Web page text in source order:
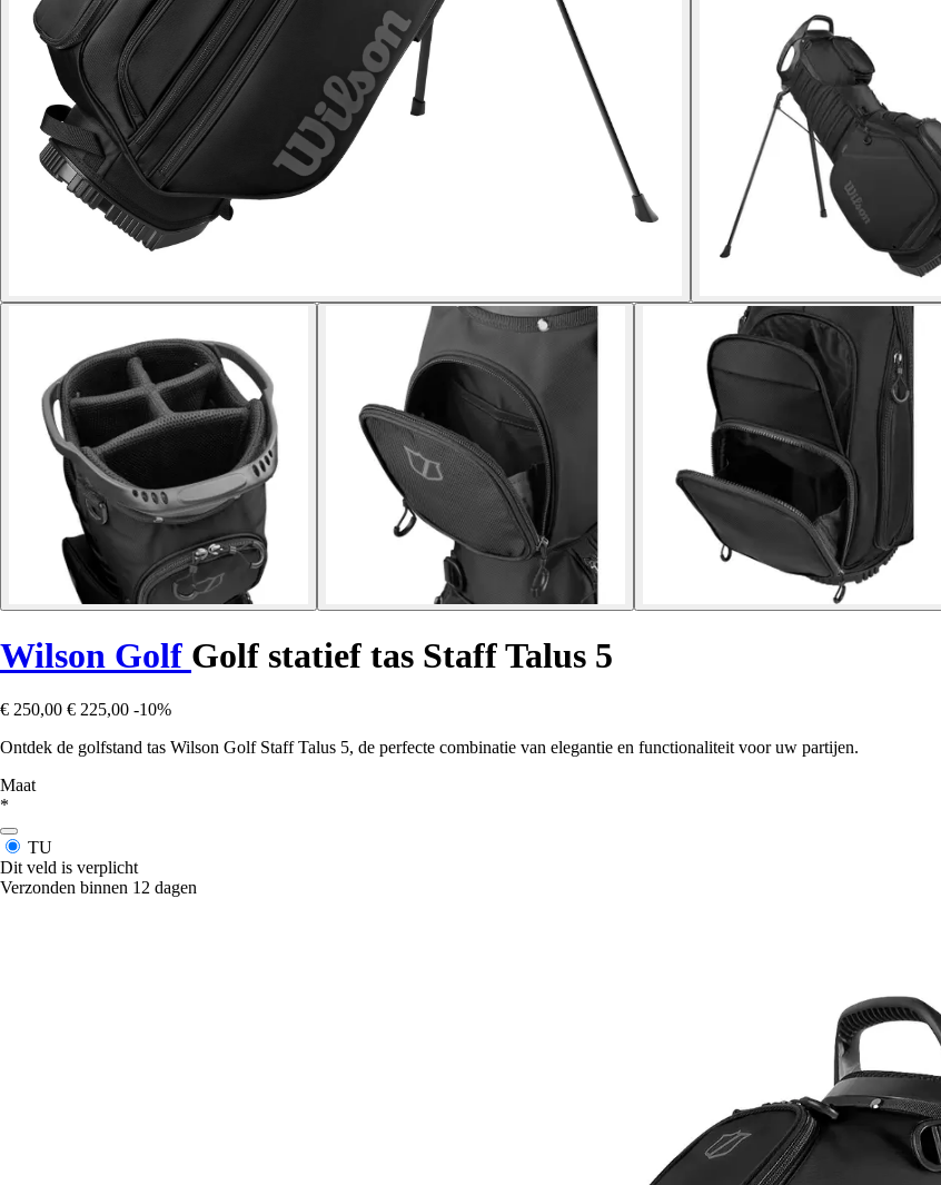
Wilson Golf Golf statief tas Staff Talus 5
€ 250,00 € 225,00 -10%
Ontdek de golfstand tas Wilson Golf Staff Talus 5, de perfecte combinatie van elegantie en functionaliteit voor uw partijen.
Maat
*
TU
Dit veld is verplicht
Verzonden binnen 12 dagen